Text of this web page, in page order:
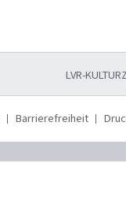
LVR-
Barrierefreiheit